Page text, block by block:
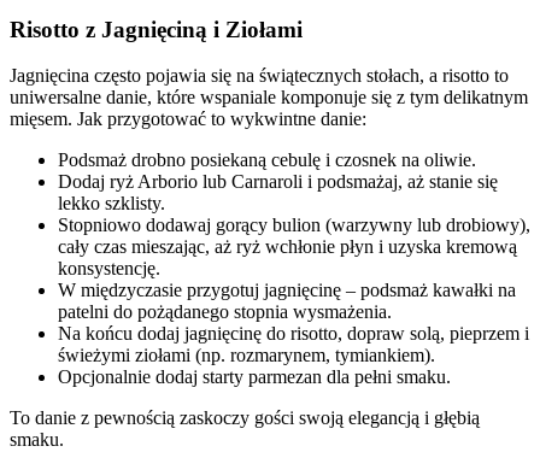
Risotto z Jagnięciną i Ziołami
Jagnięcina często pojawia się na świątecznych stołach, a risotto to
uniwersalne danie, które wspaniale komponuje się z tym delikatnym
mięsem. Jak przygotować to wykwintne danie:
Podsmaż drobno posiekaną cebulę i czosnek na oliwie.
Dodaj ryż Arborio lub Carnaroli i podsmażaj, aż stanie się
lekko szklisty.
Stopniowo dodawaj gorący bulion (warzywny lub drobiowy),
cały czas mieszając, aż ryż wchłonie płyn i uzyska kremową
konsystencję.
W międzyczasie przygotuj jagnięcinę – podsmaż kawałki na
patelni do pożądanego stopnia wysmażenia.
Na końcu dodaj jagnięcinę do risotto, dopraw solą, pieprzem i
świeżymi ziołami (np. rozmarynem, tymiankiem).
Opcjonalnie dodaj starty parmezan dla pełni smaku.
To danie z pewnością zaskoczy gości swoją elegancją i głębią
smaku.